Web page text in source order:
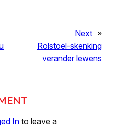
Next »
Rolstoel-skenking
verander lewens
In to leave a